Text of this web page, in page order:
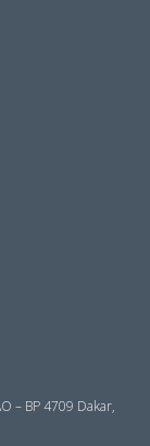
– BP 4709 Dakar,